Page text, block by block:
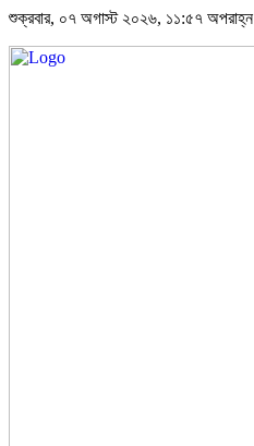
শুক্রবার, ০৭ অগাস্ট ২০২৬, ১১:৫৭ অপরাহ্ন